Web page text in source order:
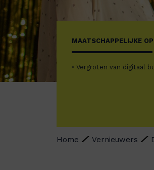
MAATSCHAPPELIJKE
• Vergroten van digitaal
Home Vernieuwers